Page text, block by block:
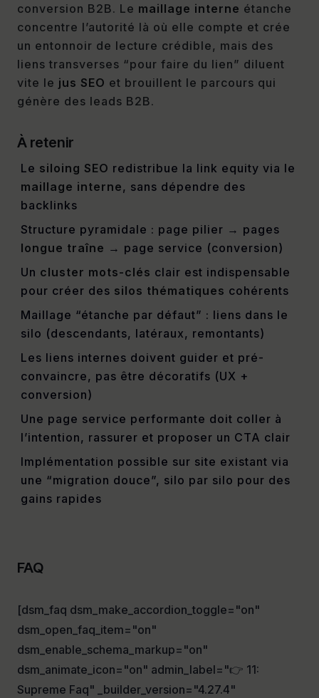
conversion B2B. Le maillage interne étanche
concentre l’autorité là où elle compte et crée
un entonnoir de lecture crédible, mais des
liens transverses “pour faire du lien” diluent
vite le jus SEO et brouillent le parcours qui
génère des leads B2B.
À retenir
Le siloing SEO redistribue la link equity via le
maillage interne, sans dépendre des
backlinks
Structure pyramidale : page pilier → pages
longue traîne → page service (conversion)
Un cluster mots-clés clair est indispensable
pour créer des silos thématiques cohérents
Maillage “étanche par défaut” : liens dans le
silo (descendants, latéraux, remontants)
Les liens internes doivent guider et pré-
convaincre, pas être décoratifs (UX +
conversion)
Une page service performante doit coller à
l’intention, rassurer et proposer un CTA clair
Implémentation possible sur site existant via
une “migration douce”, silo par silo pour des
gains rapides
FAQ
[dsm_faq dsm_make_accordion_toggle="on"
dsm_open_faq_item="on"
dsm_enable_schema_markup="on"
dsm_animate_icon="on" admin_label="👉 11:
Supreme Faq" _builder_version="4.27.4"